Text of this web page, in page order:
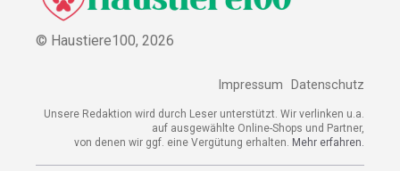
© Haustiere100, 2026
Impressum Datenschutz
Unsere Redaktion wird durch Leser unterstützt. Wir verlinken u.a.
auf ausgewählte Online-Shops und Partner,
von denen wir ggf. eine Vergütung erhalten. Mehr erfahren.